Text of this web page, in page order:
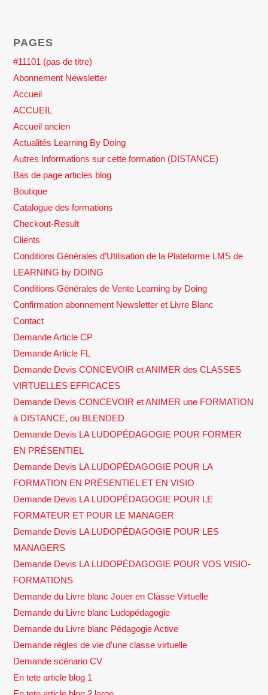
PAGES
#11101 (pas de titre)
Abonnement Newsletter
Accueil
ACCUEIL
Accueil ancien
Actualités Learning By Doing
Autres Informations sur cette formation (DISTANCE)
Bas de page articles blog
Boutique
Catalogue des formations
Checkout-Result
Clients
Conditions Générales d’Utilisation de la Plateforme LMS de
LEARNING by DOING
Conditions Générales de Vente Learning by Doing
Confirmation abonnement Newsletter et Livre Blanc
Contact
Demande Article CP
Demande Article FL
Demande Devis CONCEVOIR et ANIMER des CLASSES
VIRTUELLES EFFICACES
Demande Devis CONCEVOIR et ANIMER une FORMATION
à DISTANCE, ou BLENDED
Demande Devis LA LUDOPÉDAGOGIE POUR FORMER
EN PRÉSENTIEL
Demande Devis LA LUDOPÉDAGOGIE POUR LA
FORMATION EN PRÉSENTIEL ET EN VISIO
Demande Devis LA LUDOPÉDAGOGIE POUR LE
FORMATEUR ET POUR LE MANAGER
Demande Devis LA LUDOPÉDAGOGIE POUR LES
MANAGERS
Demande Devis LA LUDOPÉDAGOGIE POUR VOS VISIO-
FORMATIONS
Demande du Livre blanc Jouer en Classe Virtuelle
Demande du Livre blanc Ludopédagogie
Demande du Livre blanc Pédagogie Active
Demande règles de vie d’une classe virtuelle
Demande scénario CV
En tete article blog 1